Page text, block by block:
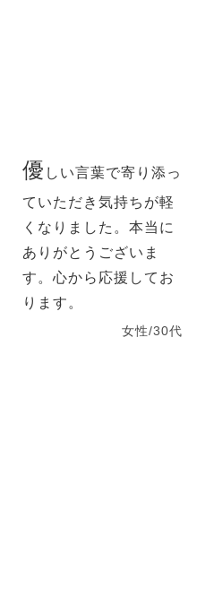
優 しい言葉で寄り添っ
ていただき気持ちが軽
くなりました。本当に
ありがとうございま
す。心から応援してお
ります。
女性/30代